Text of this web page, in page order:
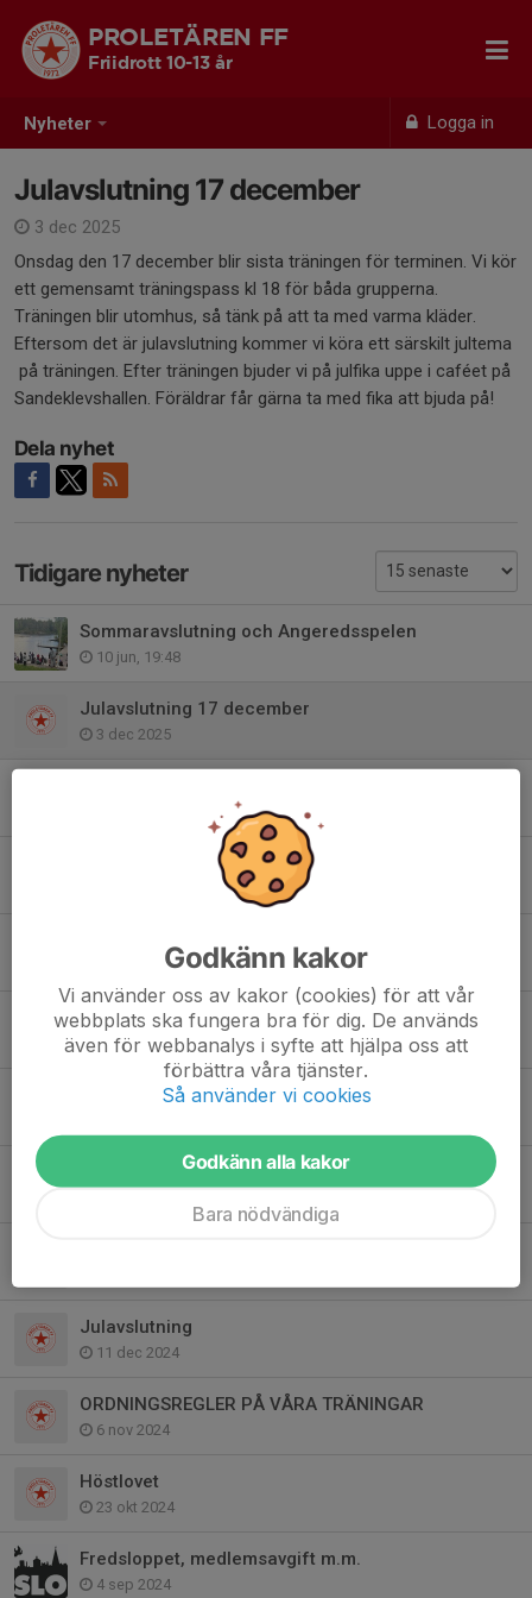
Nyheter Logga in
PROLETÄREN FF
Friidrott 10-13 år
Julavslutning 17 december
3 dec 2025
Onsdag den 17 december blir sista träningen för terminen. Vi kör
ett gemensamt träningspass kl 18 för båda grupperna.
Träningen blir utomhus, så tänk på att ta med varma kläder.
Eftersom det är julavslutning kommer vi köra ett särskilt jultema
på träningen. Efter träningen bjuder vi på julfika uppe i caféet på
Sandeklevshallen. Föräldrar får gärna ta med fika att bjuda på!
Dela nyhet
Tidigare nyheter
Sommaravslutning och Angeredsspelen
10 jun, 19:48
Julavslutning 17 december
3 dec 2025
Ingen träning på höstlovet
12 jun 2025
Angeredsspelen 8 juni
28 maj 2025
Träningar på Angeredsvallen
Påsklov och annan info
Julavslutning
11 dec 2024
ORDNINGSREGLER PÅ VÅRA TRÄNINGAR
6 nov 2024
Höstlovet
23 okt 2024
Fredsloppet, medlemsavgift m.m.
4 sep 2024
Godkänn kakor
Vi använder oss av kakor (cookies) för att vår
webbplats ska fungera bra för dig. De används
även för webbanalys i syfte att hjälpa oss att
förbättra våra tjänster.
Så använder vi cookies
Godkänn alla kakor
Bara nödvändiga